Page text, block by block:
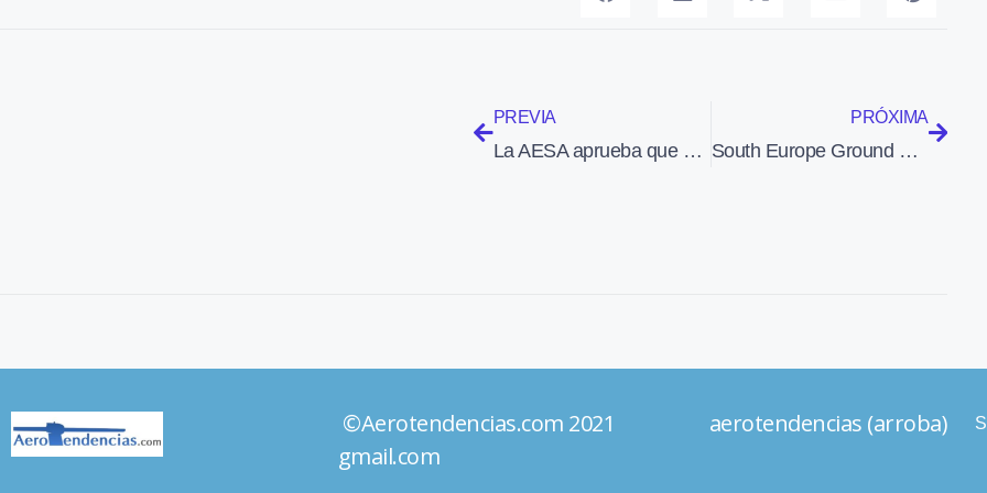
PREVIA
La AESA aprueba que Volotea realice el mantenimiento integral de sus aviones
PRÓXIMA
South Europe Ground Services (SOEGS) será la nueva empresa de handling del Grupo IAG
©Aerotendencias.com 2021 aerotendencias (arroba)
gmail.com